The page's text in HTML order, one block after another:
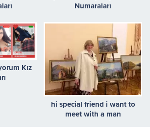
Numaraları
Kız
hi special friend i want to
meet with a man